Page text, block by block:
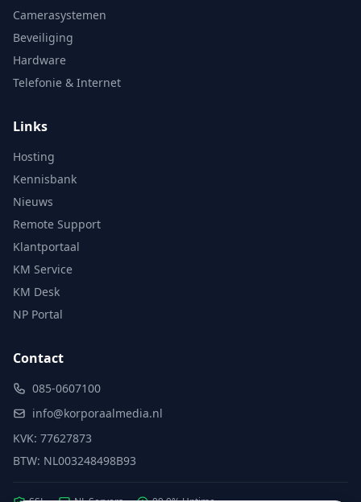
Camerasystemen
Beveiliging
Hardware
Telefonie & Internet
Links
Hosting
Kennisbank
Nieuws
Remote Support
Klantportaal
KM Service
KM Desk
NP Portal
Contact
085-0607100
info@korporaalmedia.nl
KVK: 77627873
BTW: NL003248498B93